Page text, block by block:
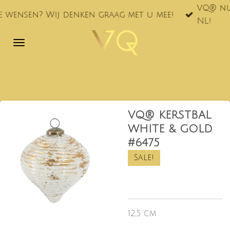
Ga
graag met u mee!
VQ® nu ook te
VQ® KERSTBAL
WHITE & GOLD
#6475
Sale!
12,5 cm